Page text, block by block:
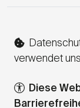
verwendet
Diese